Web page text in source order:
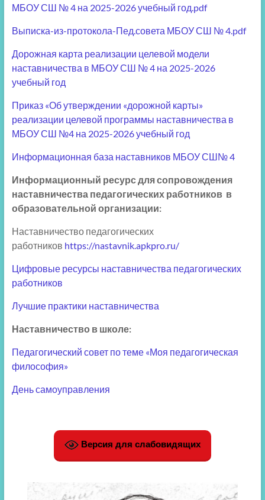
МБОУ СШ № 4 на 2025-2026 учебный год.pdf
Выписка-из-протокола-Пед.совета МБОУ СШ № 4.pdf
Дорожная карта реализации целевой модели
наставничества в МБОУ СШ № 4 на 2025-2026
учебный год
Приказ «Об утверждении «дорожной карты»
реализации целевой программы наставничества в
МБОУ СШ №4 на 2025-2026 учебный год
Информационная база наставников МБОУ СШ№ 4
Информационный ресурс для сопровождения
наставничества педагогических работников в
образовательной организации:
Наставничество педагогических
работников https://nastavnik.apkpro.ru/
Цифровые ресурсы наставничества педагогических
работников
Лучшие практики наставничества
Наставничество в школе:
Педагогический совет по теме «Моя педагогическая
философия»
День самоуправления
Версия для слабовидящих